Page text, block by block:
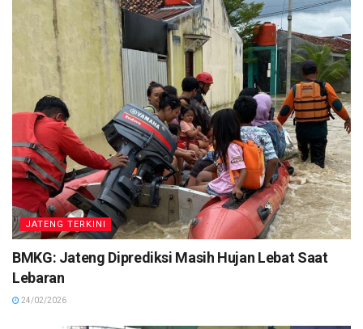
JATENG TERKINI
BMKG: Jateng Diprediksi Masih Hujan Lebat Saat
Lebaran
24/02/2026